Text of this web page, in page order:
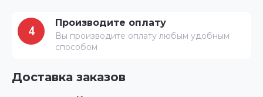
4
Производите оплату
Вы производите оплату любым удобным
способом
Доставка заказов